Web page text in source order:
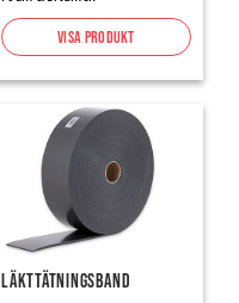
Visa produkt
Läkttätningsband